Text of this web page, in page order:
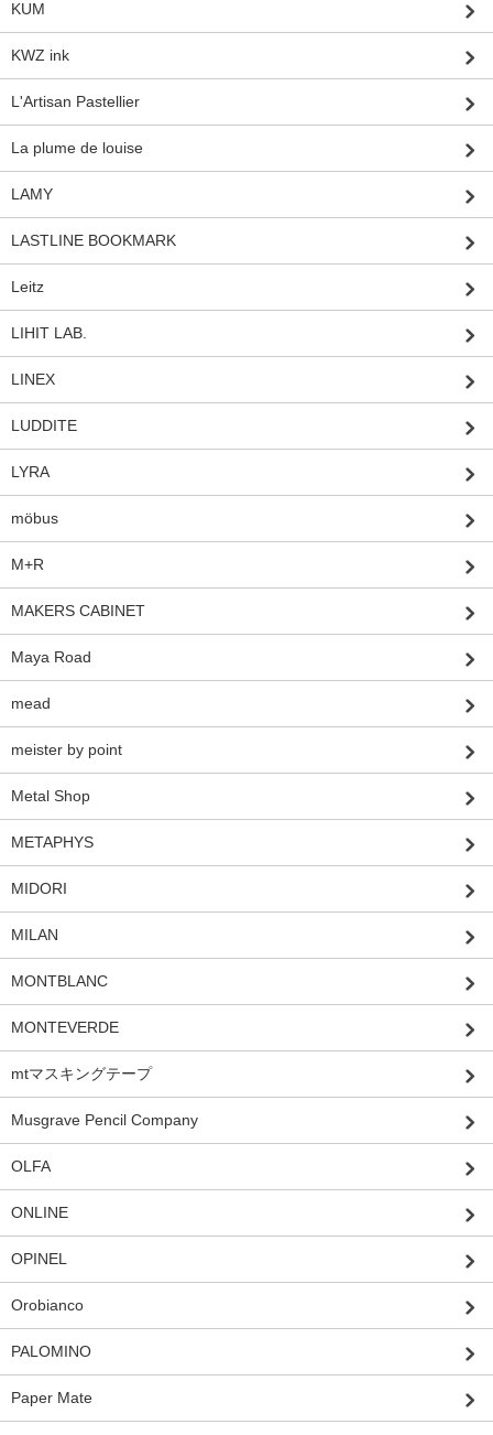
KUM
KWZ ink
L'Artisan Pastellier
La plume de louise
LAMY
LASTLINE BOOKMARK
Leitz
LIHIT LAB.
LINEX
LUDDITE
LYRA
möbus
M+R
MAKERS CABINET
Maya Road
mead
meister by point
Metal Shop
METAPHYS
MIDORI
MILAN
MONTBLANC
MONTEVERDE
mtマスキングテープ
Musgrave Pencil Company
OLFA
ONLINE
OPINEL
Orobianco
PALOMINO
Paper Mate